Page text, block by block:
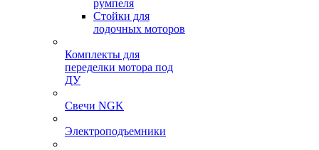
румпеля
Стойки для
лодочных моторов
Комплекты для
переделки мотора под
ДУ
Свечи NGK
Электроподъемники